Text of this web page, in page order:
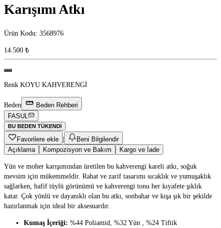
Karışımı Atkı
Ürün Kodu: 3568976
14.500 ₺
Renk KOYU KAHVERENGİ
Beden
Beden Rehberi
FASUL
BU BEDEN TÜKENDI
Favorilere ekle |
Beni Bilgilendir
Açıklama
Kompozisyon ve Bakım Kargo ve İade
Yün ve moher karışımından üretilen bu kahverengi kareli atkı, soğuk
mevsim için mükemmeldir. Rahat ve zarif tasarımı sıcaklık ve yumuşaklık
sağlarken, hafif tüylü görünümü ve kahverengi tonu her kıyafete şıklık
katar. Çok yönlü ve dayanıklı olan bu atkı, sonbahar ve kışa şık bir şekilde
hazırlanmak için ideal bir aksesuardır.
Kumaş İçeriği: %44 Poliamid, %32 Yün , %24 Tiftik